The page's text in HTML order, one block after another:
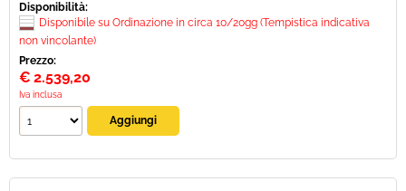
Disponibilità:
Disponibile su Ordinazione in circa 10/20gg (Tempistica indicativa
non vincolante)
Prezzo:
€ 2.539,20
Iva inclusa